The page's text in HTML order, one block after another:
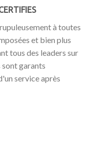
à toutes
et bien plus
tous des leaders sur
sont garants
service après